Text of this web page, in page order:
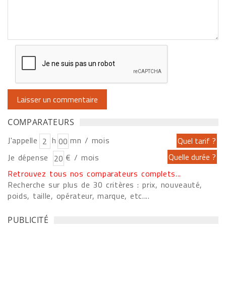
COMPARATEURS
J'appelle h
mn / mois
Je dépense
€ / mois
Retrouvez tous nos comparateurs complets...
Recherche sur plus de 30 critères : prix, nouveauté,
poids, taille, opérateur, marque, etc....
PUBLICITÉ